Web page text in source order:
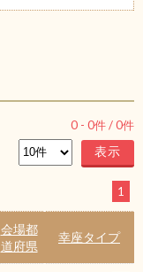
0 - 0件 /0件
1
会場都
道府県
幸座タイプ